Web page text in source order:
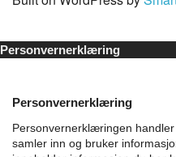
Våre partnere
Produkter
Personvernerklæring
Personvernerklæring
Personvernerklæringen
samler inn og bruker